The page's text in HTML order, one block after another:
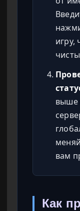
игру,
выше
вам
Как